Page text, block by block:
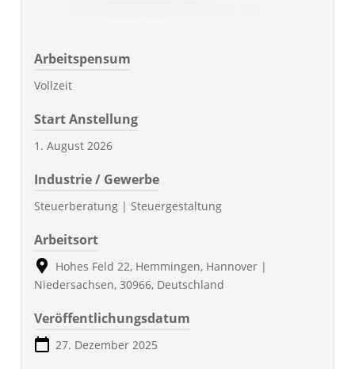
Arbeitspensum
Vollzeit
Start Anstellung
1. August 2026
Industrie / Gewerbe
Steuerberatung | Steuergestaltung
Arbeitsort
Hohes Feld 22, Hemmingen, Hannover |
Niedersachsen, 30966, Deutschland
Veröffentlichungsdatum
27. Dezember 2025